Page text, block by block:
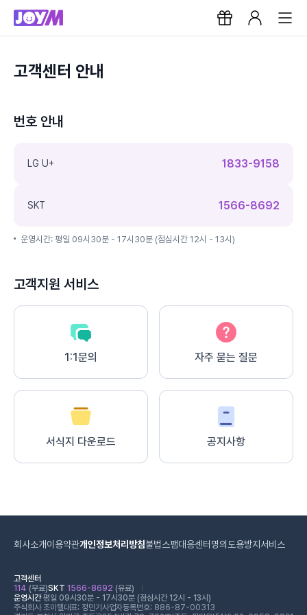
고객센터 안내
번호 안내
LG U+ 1833-9158
SKT 1566-8692
운영시간: 평일 09시30분 - 17시30분 (점심시간 12시 - 13시)
고객지원 서비스
1:1문의 자주 묻는 질문
서식지 다운로드 공지사항
회사소개이용약관개인정보처리방침불법스팸대응센터 명의도용방지서비스
고객센터
114 (무료)SKT 1566-8692 (유료)
운영시간평일 09시30분 - 17시30분 (점심시간 12시 - 13시)
주식회사 조이텔대표: 정민기 사업자등록번호: 886-87-00313